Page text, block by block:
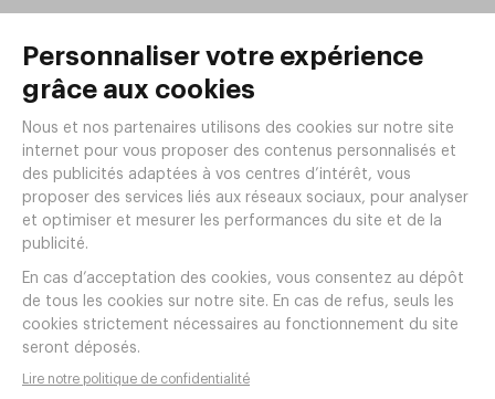
Produits de la même
gamme
PRESENTOIR BUFFET MULTI 180X180
10